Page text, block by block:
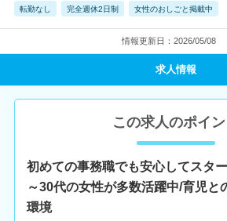
転勤なし 完全週休2日制 女性のおしごと掲載中
情報更新日：2026/05/08
求人情報
この求人のポイン
初めての事務職でも安心してスタ
～30代の女性が多数活躍中/育児と
環境